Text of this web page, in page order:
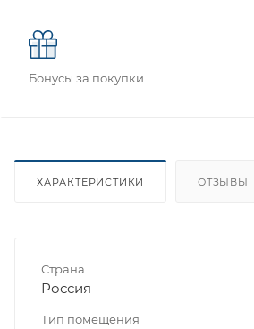
Бонусы за покупки
ХАРАКТЕРИСТИКИ ОТЗЫВЫ
Страна
Россия
Тип помещения